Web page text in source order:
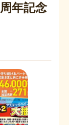
年記念